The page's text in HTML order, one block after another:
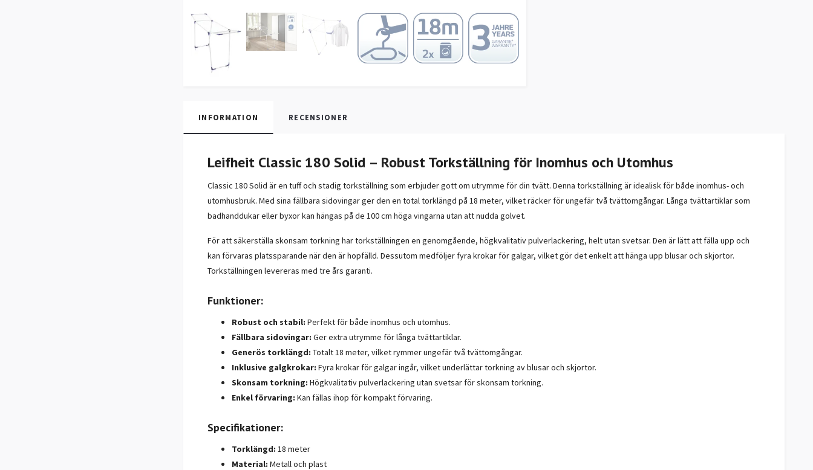
INFORMATION RECENSIONER
Leifheit Classic 180 Solid – Robust Torkställning för Inomhus och Utomhus
Classic 180 Solid är en tuff och stadig torkställning som erbjuder gott om utrymme för din tvätt. Denna torkställning är idealisk för både inomhus- och
utomhusbruk. Med sina fällbara sidovingar ger den en total torklängd på 18 meter, vilket räcker för ungefär två tvättomgångar. Långa tvättartiklar som
badhanddukar eller byxor kan hängas på de 100 cm höga vingarna utan att nudda golvet.
För att säkerställa skonsam torkning har torkställningen en genomgående, högkvalitativ pulverlackering, helt utan svetsar. Den är lätt att fälla upp och
kan förvaras platssparande när den är hopfälld. Dessutom medföljer fyra krokar för galgar, vilket gör det enkelt att hänga upp blusar och skjortor.
Torkställningen levereras med tre års garanti.
Funktioner:
Robust och stabil: Perfekt för både inomhus och utomhus.
Fällbara sidovingar: Ger extra utrymme för långa tvättartiklar.
Generös torklängd: Totalt 18 meter, vilket rymmer ungefär två tvättomgångar.
Inklusive galgkrokar: Fyra krokar för galgar ingår, vilket underlättar torkning av blusar och skjortor.
Skonsam torkning: Högkvalitativ pulverlackering utan svetsar för skonsam torkning.
Enkel förvaring: Kan fällas ihop för kompakt förvaring.
Specifikationer:
Torklängd: 18 meter
Material: Metall och plast